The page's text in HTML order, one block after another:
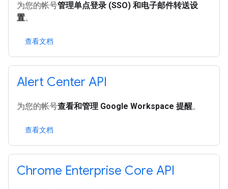
为您的帐号管理单点登录 (SSO) 和电子邮件转送设
置。
查看文档
Alert Center API
为您的帐号查看和管理 Google Workspace 提醒。
查看文档
Chrome Enterprise Core API